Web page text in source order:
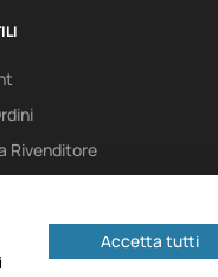
Rivenditore
Accetta tutti